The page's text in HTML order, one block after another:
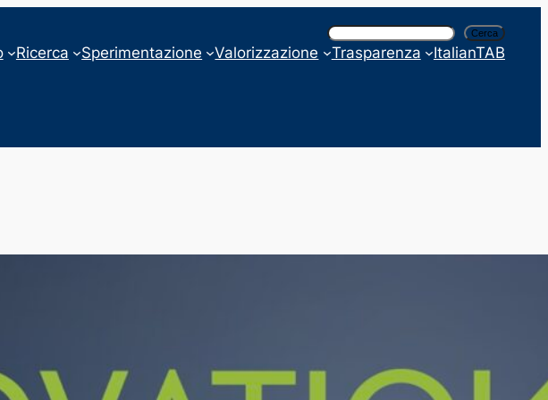
C
Cerca
Ricerca Sperimentazione Valorizzazione Trasparenza ItalianTAB